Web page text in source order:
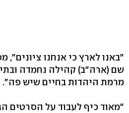
"באנו לארץ כי אנחנו ציונים",
שם (ארה"ב) קהילה נחמדה
מרמת היהדות בחיים שיש פה".
"מאוד כיף לעבוד על הסרטים